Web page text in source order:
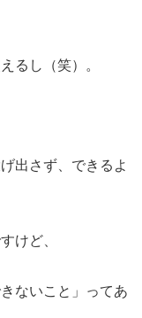
るし（笑）。
出さず、できるよ
けど、
ないこと」ってあ